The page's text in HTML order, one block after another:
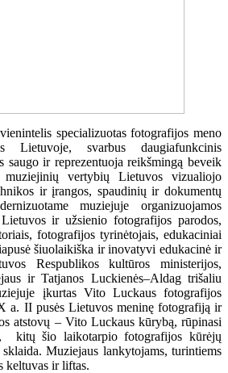
specializuotas fotografijos meno
Lietuvoje, svarbus daugiafunkcinis
saugo ir reprezentuoja reikšmingą beveik
vertybių Lietuvos vizualiojo
ir įrangos, spaudinių ir dokumentų
muziejuje organizuojamos
ir užsienio fotografijos parodos,
fotografijos tyrinėtojais, edukaciniai
šiuolaikiška ir inovatyvi edukacinė ir
Respublikos kultūros ministerijos,
ir Tatjanos Luckienės–Aldag trišaliu
įkurtas Vito Luckaus fotografijos
a. II pusės Lietuvos meninę fotografiją ir
atstovų – Vito Luckaus kūrybą, rūpinasi
kitų šio laikotarpio fotografijos kūrėjų
Muziejaus lankytojams, turintiems
keltuvas ir liftas.